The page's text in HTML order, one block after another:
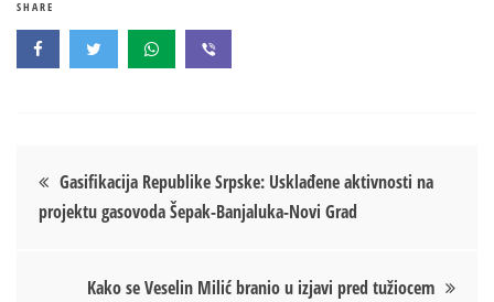
SHARE
Кретање
чланка
Gasifikacija Republike Srpske: Usklađene aktivnosti na
projektu gasovoda Šepak-Banjaluka-Novi Grad
Kako se Veselin Milić branio u izjavi pred tužiocem